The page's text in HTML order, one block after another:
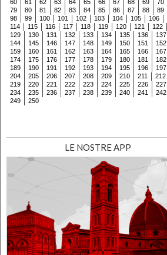
60 61 62 63 64 65 66 67 68 69 70
79
80 81 82 83 84 85 86 87 88 89
98
99 100 101 102 103 104 105 106
114
115 116 117 118 119 120 121 122
129
130 131 132 133 134 135 136 137
144
145 146 147 148 149 150 151 152
159
160 161 162 163 164 165 166 167
174
175 176 177 178 179 180 181 182
189
190 191 192 193 194 195 196 197
204
205 206 207 208 209 210 211 212
219
220 221 222 223 224 225 226 227
234
235 236 237 238 239 240 241 242
249
250
LE NOSTRE APP